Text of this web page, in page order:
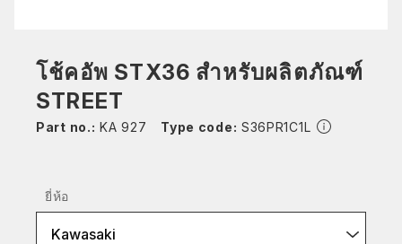
โช้คอัพ STX36 สำหรับผลิตภัณฑ์
STREET
Part no.: KA 927 Type code: S36PR1C1L
ยี่ห้อ
Kawasaki